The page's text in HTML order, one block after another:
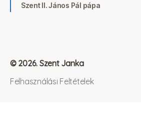
Szent II. János Pál pápa
© 2026. Szent Janka
Felhasználási Feltételek